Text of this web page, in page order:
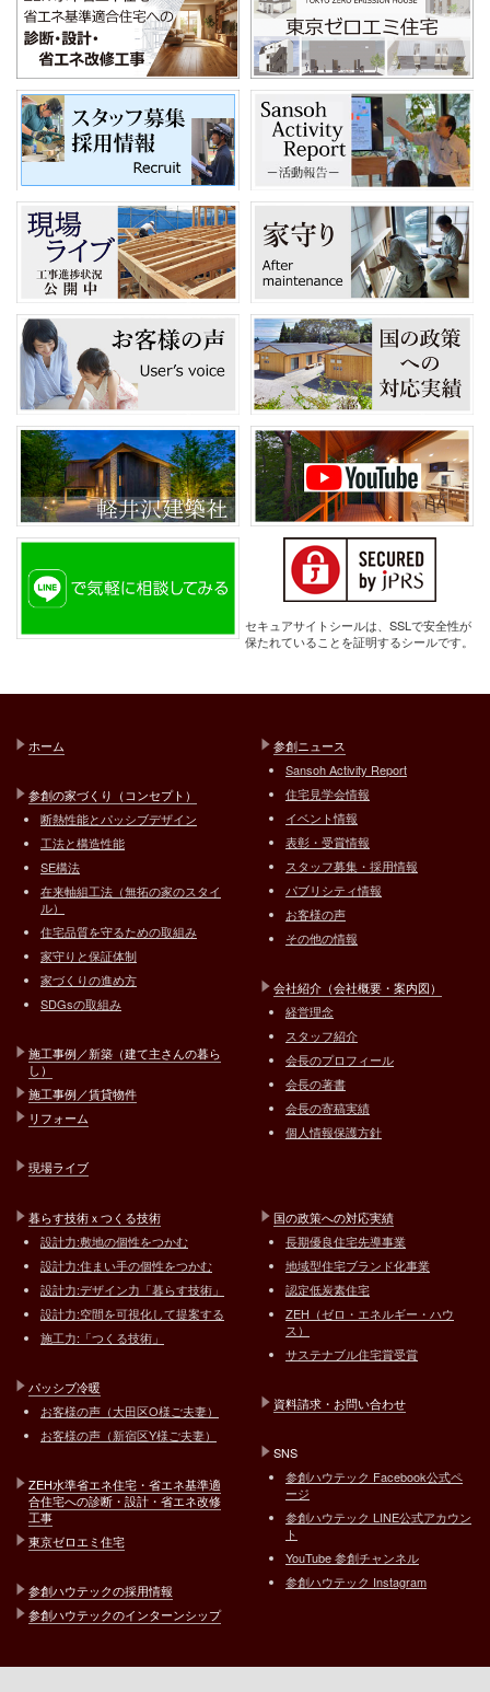
セキュアサイトシールは、SSLで安全性が
保たれていることを証明するシールです。
ホーム
参創の家づくり（コンセプト）
断熱性能とパッシブデザイン
工法と構造性能
SE構法
在来軸組工法（無拓の家のスタイ
ル）
住宅品質を守るための取組み
家守りと保証体制
家づくりの進め方
SDGsの取組み
施工事例／新築（建て主さんの暮ら
し）
施工事例／賃貸物件
リフォーム
現場ライブ
参創ニュース
Sansoh Activity Report
住宅見学会情報
イベント情報
表彰・受賞情報
スタッフ募集・採用情報
パブリシティ情報
お客様の声
その他の情報
会社紹介（会社概要・案内図）
経営理念
スタッフ紹介
会長のプロフィール
会長の著書
会長の寄稿実績
個人情報保護方針
暮らす技術ｘつくる技術
設計力:敷地の個性をつかむ
設計力:住まい手の個性をつかむ
設計力:デザイン力「暮らす技術」
設計力:空間を可視化して提案する
施工力:「つくる技術」
パッシブ冷暖
お客様の声（大田区O様ご夫妻）
お客様の声（新宿区Y様ご夫妻）
ZEH水準省エネ住宅・省エネ基準適
合住宅への診断・設計・省エネ改修
工事
東京ゼロエミ住宅
参創ハウテックの採用情報
参創ハウテックのインターンシップ
国の政策への対応実績
長期優良住宅先導事業
地域型住宅ブランド化事業
認定低炭素住宅
ZEH（ゼロ・エネルギー・ハウ
ス）
サステナブル住宅賞受賞
資料請求・お問い合わせ
SNS
参創ハウテック Facebook公式ペ
ージ
参創ハウテック LINE公式アカウン
ト
YouTube 参創チャンネル
参創ハウテック Instagram